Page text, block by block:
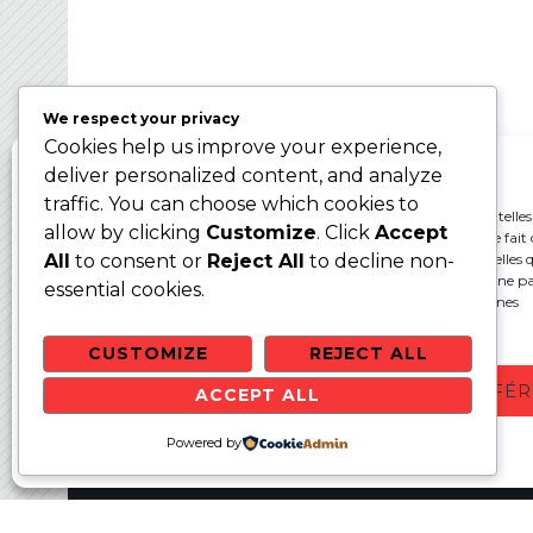
Gérer le consentement aux cookies
Pour offrir les meilleures expériences, nous utilisons des technologies
cookies pour stocker et/ou accéder aux informations des appareils. Le fait
consentir à ces technologies nous permettra de traiter des données telles
comportement de navigation ou les ID uniques sur ce site. Le fait de ne
ou de retirer son consentement peut avoir un effet négatif sur certaines
REFUSER VOIR LES
Politique de cookies Politique de confidentialité
We respect your privacy
Cookies help us improve your experience,
deliver personalized content, and analyze
traffic. You can choose which cookies to
allow by clicking Customize. Click Accept
All to consent or Reject All to decline non-
essential cookies.
CUSTOMIZE
REJECT ALL
ACCEPT ALL
Powered by